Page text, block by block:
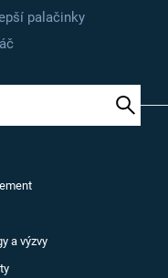
palačinky
a výzvy